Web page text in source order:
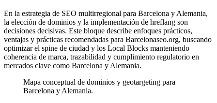
En la estrategia de SEO multirregional para Barcelona y Alemania,
la elección de dominios y la implementación de hreflang son
decisiones decisivas. Este bloque describe enfoques prácticos,
ventajas y prácticas recomendadas para Barcelonaseo.org, buscando
optimizar el spine de ciudad y los Local Blocks manteniendo
coherencia de marca, trazabilidad y cumplimiento regulatorio en
mercados clave como Barcelona y Alemania.
Mapa conceptual de dominios y geotargeting para
Barcelona y Alemania.